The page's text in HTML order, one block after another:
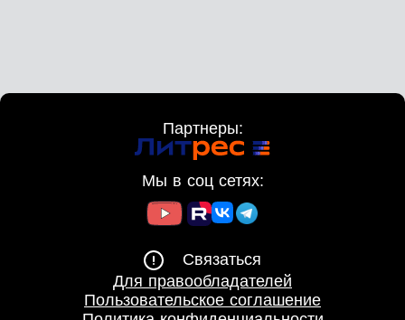
Партнеры:
Мы в соц сетях:
Связаться
Для правообладателей
Пользовательское соглашение